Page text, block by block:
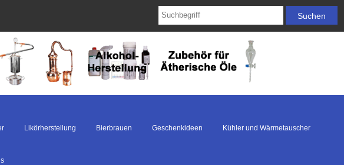
Likörherstellung Bierbrauen Geschenkideen Kühler und Wärmetauscher